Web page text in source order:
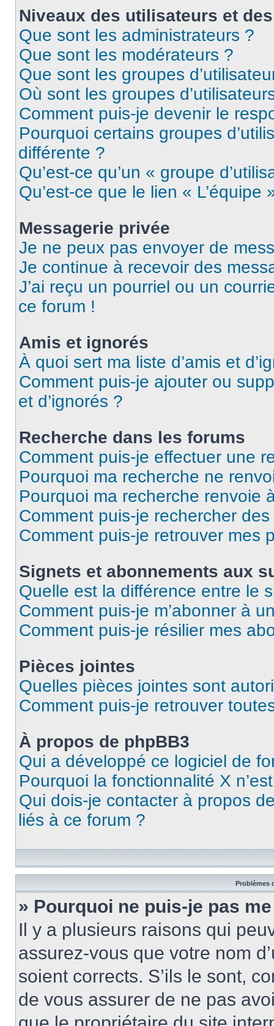
Niveaux des utilisateurs et
Que sont les administrateurs ?
Que sont les modérateurs ?
Que sont les groupes
Où sont les groupes
Comment puis-je devenir le
Pourquoi certains groupes
différente ?
Qu’est-ce qu’un « groupe
Qu’est-ce que le lien « L’équipe
Messagerie privée
Je ne peux pas envoyer de
Je continue à recevoir des
J’ai reçu un pourriel ou un
ce forum !
Amis et ignorés
À quoi sert ma liste d’amis et
Comment puis-je ajouter ou
et d’ignorés ?
Recherche dans les forums
Comment puis-je effectuer une
Pourquoi ma recherche ne
Pourquoi ma recherche renvoie
Comment puis-je rechercher
Comment puis-je retrouver mes
Signets et abonnements aux
Quelle est la différence entre le
Comment puis-je m’abonner à
Comment puis-je résilier mes
Pièces jointes
Quelles pièces jointes sont
Comment puis-je retrouver
À propos de phpBB3
Qui a développé ce logiciel de
Pourquoi la fonctionnalité X
Qui dois-je contacter à propos
liés à ce forum ?
Problèmes
» Pourquoi ne puis-je pas
Il y a plusieurs raisons qui
assurez-vous que votre nom
soient corrects. S’ils le sont,
de vous assurer de ne pas